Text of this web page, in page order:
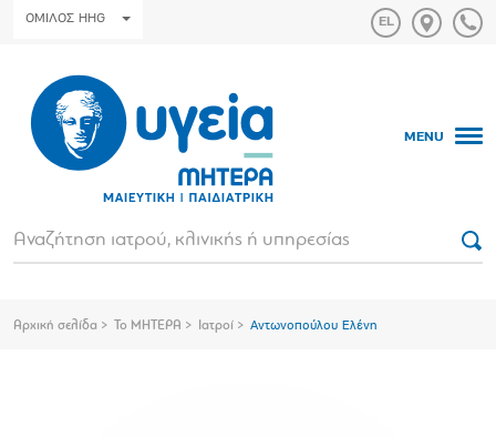
ΟΜΙΛΟΣ HHG
MENU
Αρχική σελίδα Το ΜΗΤΕΡΑ Ιατροί Αντωνοπούλου Ελένη